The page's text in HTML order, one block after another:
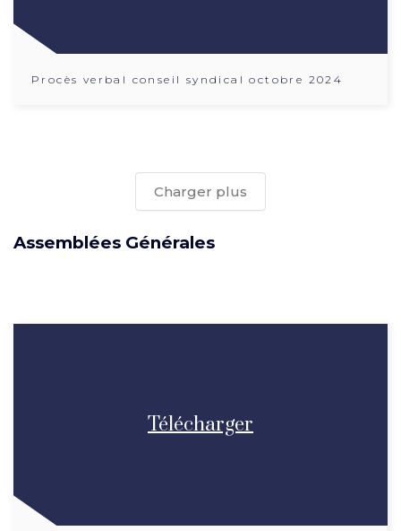
Procès verbal conseil syndical octobre 2024
Charger plus
Assemblées Générales
Télécharger